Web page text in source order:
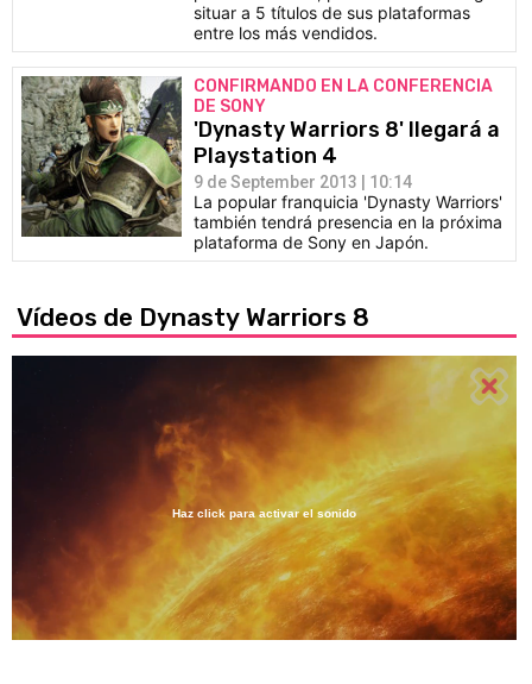
situar a 5 títulos de sus plataformas
entre los más vendidos.
CONFIRMANDO EN LA CONFERENCIA
DE SONY
'Dynasty Warriors 8' llegará a
Playstation 4
9 de September 2013 | 10:14
La popular franquicia 'Dynasty Warriors'
también tendrá presencia en la próxima
plataforma de Sony en Japón.
Vídeos de Dynasty Warriors 8
Unmute /
Haz click para activar el sonido